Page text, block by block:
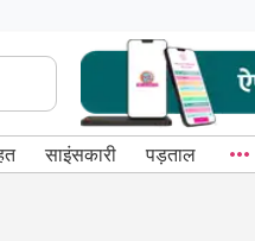
साइंसकारी पड़ताल